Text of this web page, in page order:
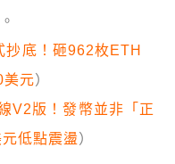
抄底！砸962枚ETH
美元）
V2版！發幣並非「正
低點震盪）